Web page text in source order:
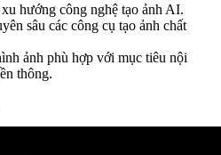
hướng công nghệ tạo ảnh AI.
sâu các công cụ tạo ảnh chất
ảnh phù hợp với mục tiêu nội
thông.